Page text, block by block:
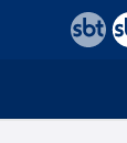
voltar